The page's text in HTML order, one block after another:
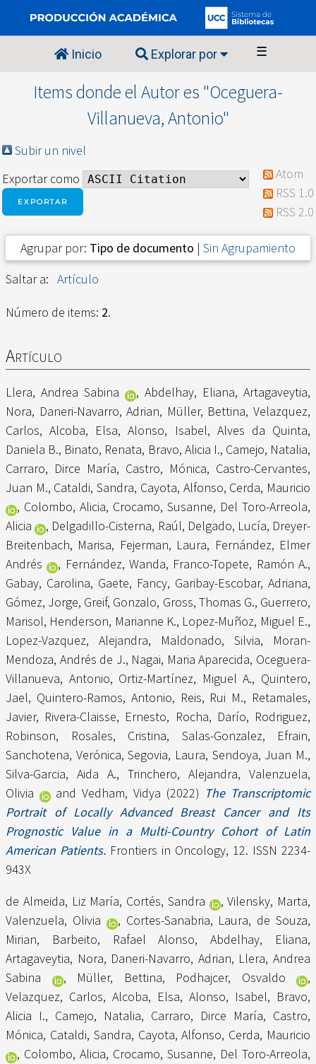
Inicio Explorar por ☰
Items donde el Autor es "Oceguera-
Villanueva, Antonio"
Subir un nivel
Exportar como
Atom
RSS 1.0
RSS 2.0
Agrupar por: Tipo de documento | Sin Agrupamiento
Saltar a: Artículo
Número de items: 2.
Artículo
Llera, Andrea Sabina , Abdelhay, Eliana, Artagaveytia,
Nora, Daneri-Navarro, Adrian, Müller, Bettina,Velazquez,
Carlos,Alcoba, Elsa,Alonso, Isabel, Alves da Quinta,
Daniela B., Binato, Renata, Bravo, Alicia I., Camejo, Natalia,
Carraro, Dirce María, Castro, Mónica, Castro-Cervantes,
Juan M., Cataldi, Sandra, Cayota, Alfonso, Cerda, Mauricio
, Colombo, Alicia, Crocamo, Susanne, Del Toro-Arreola,
Alicia
, Delgadillo-Cisterna, Raúl, Delgado, Lucía, Dreyer-
Breitenbach, Marisa, Fejerman, Laura, Fernández, Elmer
Andrés
, Fernández, Wanda, Franco-Topete, Ramón A.,
Gabay, Carolina, Gaete, Fancy, Garibay-Escobar, Adriana,
Gómez, Jorge, Greif, Gonzalo, Gross, Thomas G., Guerrero,
Marisol, Henderson, Marianne K., Lopez-Muñoz, Miguel E.,
Lopez-Vazquez, Alejandra, Maldonado, Silvia, Moran-
Mendoza, Andrés de J., Nagai, Maria Aparecida, Oceguera-
Villanueva, Antonio, Ortiz-Martínez, Miguel A., Quintero,
Jael, Quintero-Ramos, Antonio, Reis, Rui M., Retamales,
Javier, Rivera-Claisse, Ernesto, Rocha, Darío, Rodriguez,
Robinson, Rosales, Cristina, Salas-Gonzalez, Efrain,
Sanchotena, Verónica,Segovia, Laura, Sendoya, Juan M.,
Silva-Garcia, Aida A., Trinchero, Alejandra, Valenzuela,
Olivia
andVedham, Vidya (2022) The Transcriptomic
Portrait of Locally Advanced Breast Cancer and Its
Prognostic Value in a Multi-Country Cohort of Latin
American Patients. Frontiers in Oncology, 12. ISSN 2234-
943X
de Almeida, Liz María, Cortés, Sandra ,Vilensky, Marta,
Valenzuela, Olivia
, Cortes-Sanabria, Laura, de Souza,
Mirian, Barbeito, Rafael Alonso,Abdelhay, Eliana,
Artagaveytia, Nora, Daneri-Navarro, Adrian, Llera, Andrea
Sabina
, Müller, Bettina, Podhajcer, Osvaldo
,
Velazquez, Carlos, Alcoba, Elsa, Alonso, Isabel, Bravo,
Alicia I., Camejo, Natalia, Carraro, Dirce María, Castro,
Mónica, Cataldi, Sandra, Cayota, Alfonso, Cerda, Mauricio
, Colombo, Alicia, Crocamo, Susanne, Del Toro-Arreola,